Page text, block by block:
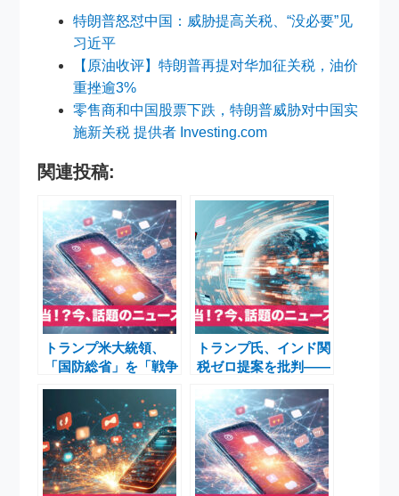
特朗普怒怼中国：威胁提高关税、“没必要”见
习近平
【原油收评】特朗普再提对华加征关税，油价
重挫逾3%
零售商和中国股票下跌，特朗普威胁对中国实
施新关税 提供者 Investing.com
関連投稿:
トランプ米大統領、
「国防総省」を「戦争
歴史的改称と安全保障
政策の行方
トランプ氏、インド関
税ゼロ提案を批判――
油問題の現在地